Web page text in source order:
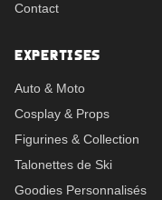
Contact
EXPERTISES
Auto & Moto
Cosplay & Props
Figurines & Collection
Talonettes de Ski
Goodies Personnalisés